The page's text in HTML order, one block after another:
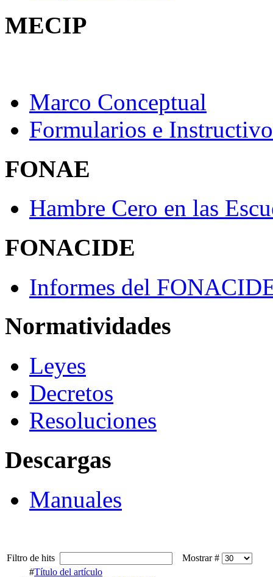
MECIP
Marco Conceptual
Formularios e
FONAE
Hambre Cero en las
FONACIDE
Informes del
Normatividades
Leyes
Decretos
Resoluciones
Descargas
Manuales
Filtro de hits
Mostrar #
#Título del artículo